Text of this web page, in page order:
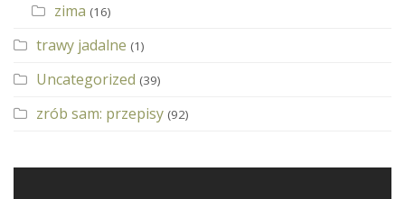
zima (16)
trawy jadalne (1)
Uncategorized (39)
zrób sam: przepisy (92)